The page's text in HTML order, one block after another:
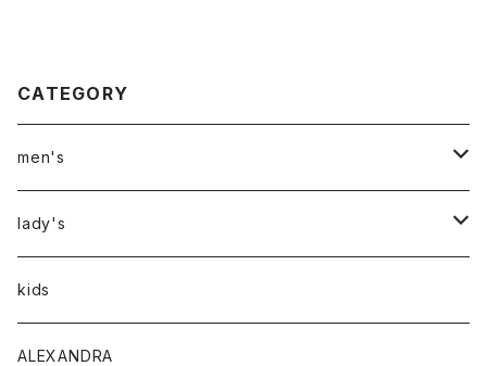
CATEGORY
men's
アウター
トップス
Tシャツ
ボトムス
lady's
アウター
トップス
kids
ALEXANDRA